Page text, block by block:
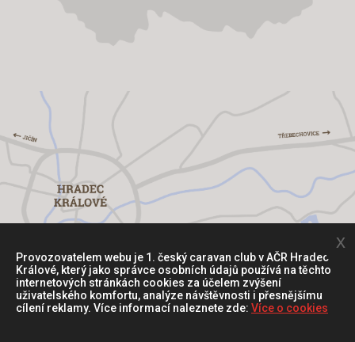
Provozovatelem webu je 1. český caravan club v AČR Hradec
Králové, který jako správce osobních údajů používá na těchto
internetových stránkách cookies za účelem zvýšení
uživatelského komfortu, analýze návštěvnosti i přesnějšímu
cílení reklamy. Více informací naleznete zde: Více o cookies
x